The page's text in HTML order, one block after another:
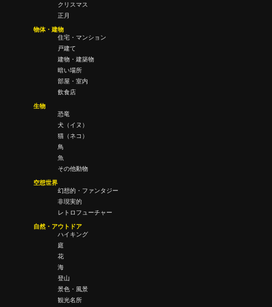
クリスマス
正月
物体・建物
住宅・マンション
戸建て
建物・建築物
暗い場所
部屋・室内
飲食店
生物
恐竜
犬（イヌ）
猫（ネコ）
鳥
魚
その他動物
空想世界
幻想的・ファンタジー
非現実的
レトロフューチャー
自然・アウトドア
ハイキング
庭
花
海
登山
景色・風景
観光名所